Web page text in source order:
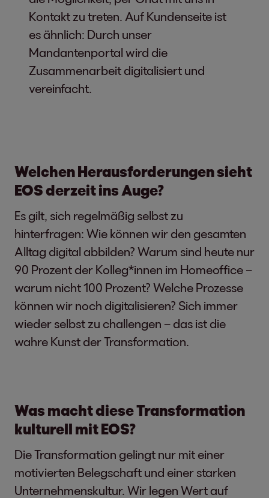
Kontakt zu treten. Auf Kundenseite ist
es ähnlich: Durch unser
Mandantenportal wird die
Zusammenarbeit digitalisiert und
vereinfacht.
Welchen Herausforderungen sieht
EOS derzeit ins Auge?
Es gilt, sich regelmäßig selbst zu
hinterfragen: Wie können wir den gesamten
Alltag digital abbilden? Warum sind heute nur
90 Prozent der Kolleg*innen im Homeoffice –
warum nicht 100 Prozent? Welche Prozesse
können wir noch digitalisieren? Sich immer
wieder selbst zu challengen – das ist die
wahre Kunst der Transformation.
Was macht diese Transformation
kulturell mit EOS?
Die Transformation gelingt nur mit einer
motivierten Belegschaft und einer starken
Unternehmenskultur. Wir legen Wert auf